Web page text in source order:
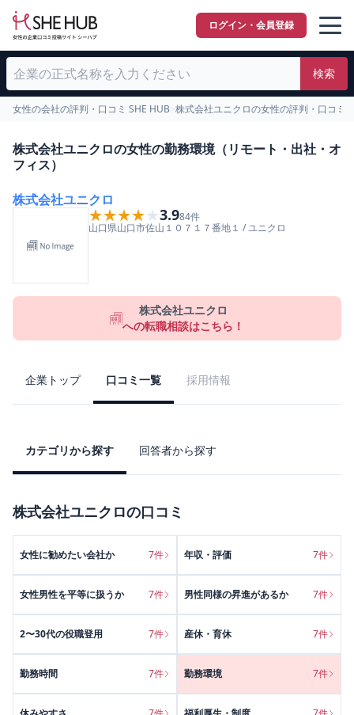
ログイン・会員登録
検索
女性の会社の評判・口コミ SHE HUB 株式会社ユニクロの女性の評判・口コミ
株式会社ユニクロの女性の勤務環境（リモート・出社・オ
フィス）
株式会社ユニクロ
★★★★★
★★★★★3.984件
山口県山口市佐山１０７１７番地１ /ユニクロ
株式会社ユニクロ
への転職相談はこちら！
企業トップ 口コミ一覧 採用情報
カテゴリから探す 回答者から探す
株式会社ユニクロの口コミ
女性に勧めたい会社か 7件 年収・評価 7件
女性男性を平等に扱うか 7件 男性同様の昇進があるか 7件
2〜30代の役職登用 7件 産休・育休 7件
勤務時間 7件 勤務環境 7件